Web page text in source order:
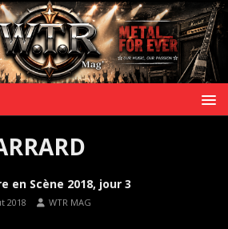
en Scène 2018, jour 3
2018 WTR MAG